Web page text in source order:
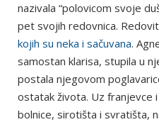
nazivala “polovicom svoje
pet svojih redovnica.
kojih su neka i sačuvana.
samostan klarisa, stupila u
postala njegovom
ostatak života. Uz franjevce
bolnice, sirotišta i svratišta,